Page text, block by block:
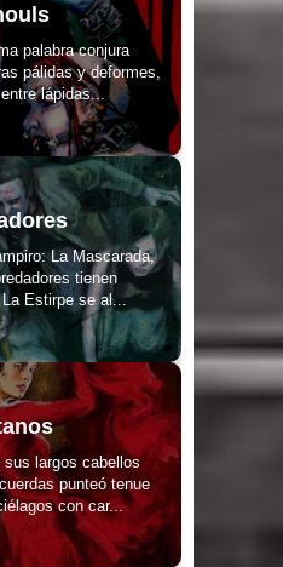
palabra conjura
pálidas y deformes,
lápidas...
La Mascarada,
tienen
Estirpe se al...
sus largos cabellos
punteó tenue
con car...